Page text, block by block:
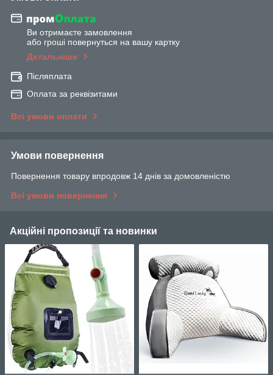
Ви отримаєте замовлення
або гроші повернуться на вашу картку
Детальніше
Післяплата
Оплата за реквізитами
Всі умови оплати
Умови повернення
Повернення товару впродовж 14 днів за домовленістю
Всі умови повернення
Акційні пропозиції та новинки